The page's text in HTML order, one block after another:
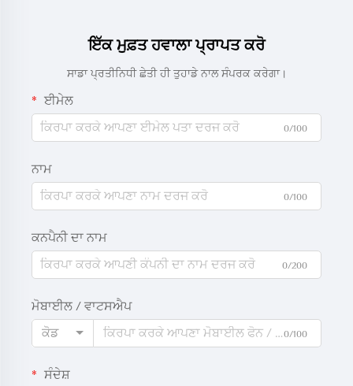
ਇੱਕ ਮੁਫ਼ਤ ਹਵਾਲਾ ਪ੍ਰਾਪਤ ਕਰੋ
ਸਾਡਾ ਪ੍ਰਤੀਨਿਧੀ ਛੇਤੀ ਹੀ ਤੁਹਾਡੇ ਨਾਲ ਸੰਪਰਕ ਕਰੇਗਾ।
ਈਮੇਲ
0/100
ਨਾਮ
0/100
ਕਨਪੈਨੀ ਦਾ ਨਾਮ
0/200
ਮੋਬਾਈਲ / ਵਾਟਸਐਪ
ਕੋਡ
0/100
ਸੰਦੇਸ਼